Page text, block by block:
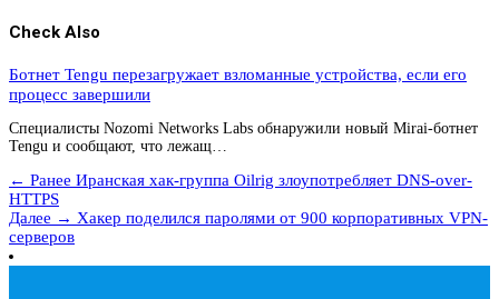
Check Also
Ботнет Tengu перезагружает взломанные устройства, если его
процесс завершили
Специалисты Nozomi Networks Labs обнаружили новый Mirai-ботнет
Tengu и сообщают, что лежащ…
← Ранее Иранская хак-группа Oilrig злоупотребляет DNS-over-
HTTPS
Далее → Хакер поделился паролями от 900 корпоративных VPN-
серверов